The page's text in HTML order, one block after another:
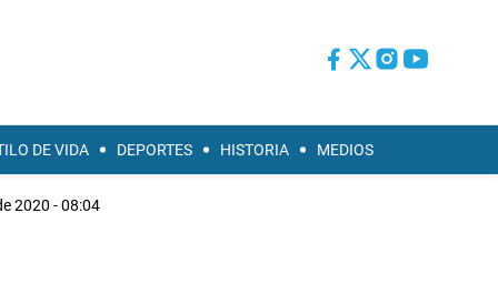
DE VIDA DEPORTES HISTORIA MEDIOS
2020 - 08:04